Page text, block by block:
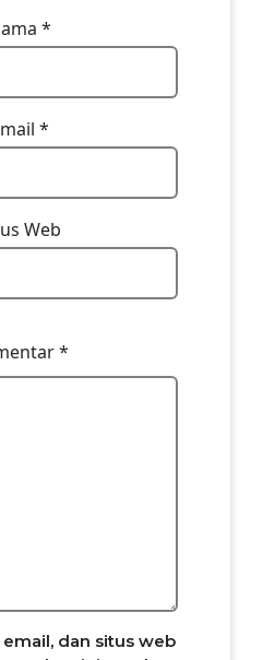
*
*
*
Web
dan situs web